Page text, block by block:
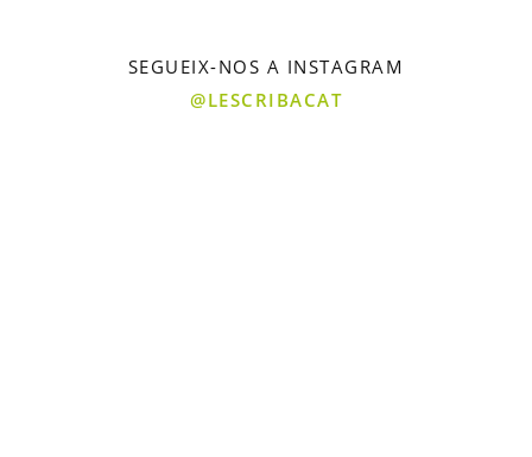
SEGUEIX-NOS A INSTAGRAM
@LESCRIBACAT